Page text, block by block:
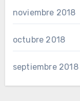
noviembre 2018
octubre 2018
septiembre 2018